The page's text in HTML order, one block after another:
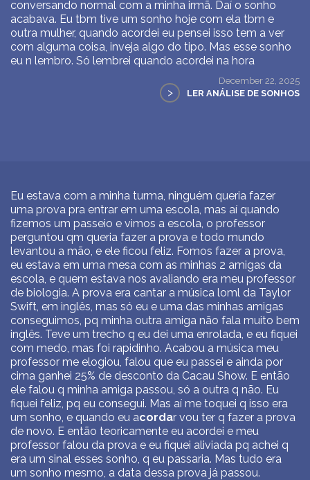
conversando normal com a minha irmã. Daí o sonho
acabava. Eu tbm tive um sonho hoje com ela tbm e
outra mulher, quando acordei eu pensei isso tem a ver
com alguma coisa, inveja algo do tipo. Mas esse sonho
eu n lembro. Só lembrei quando acordei na hora
December 22, 2025
> LER ANÁLISE DE SONHOS
Eu estava com a minha turma, ninguém queria fazer
uma prova pra entrar em uma escola, mas aí quando
fizemos um passeio e vimos a escola, o professor
perguntou qm queria fazer a prova e todo mundo
levantou a mão, e ele ficou feliz. Fomos fazer a prova,
eu estava em uma mesa com as minhas 2 amigas da
escola, e quem estava nos avaliando era meu professor
de biologia. A prova era cantar a música loml da Taylor
Swift, em inglês, mas só eu e uma das minhas amigas
conseguimos, pq minha outra amiga não fala muito bem
inglês. Teve um trecho q eu dei uma enrolada, e eu fiquei
com medo, mas foi rapidinho. Acabou a música meu
professor me elogiou, falou que eu passei e ainda por
cima ganhei 25% de desconto da Cacau Show. E então
ele falou q minha amiga passou, só a outra q não. Eu
fiquei feliz, pq eu consegui. Mas aí me toquei q isso era
um sonho, e quando eu acordar vou ter q fazer a prova
de novo. E então teoricamente eu acordei e meu
professor falou da prova e eu fiquei aliviada pq achei q
era um sinal esses sonho, q eu passaria. Mas tudo era
um sonho mesmo, a data dessa prova já passou.